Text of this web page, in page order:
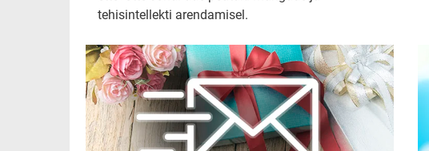
tehisintellekti arendamisel.